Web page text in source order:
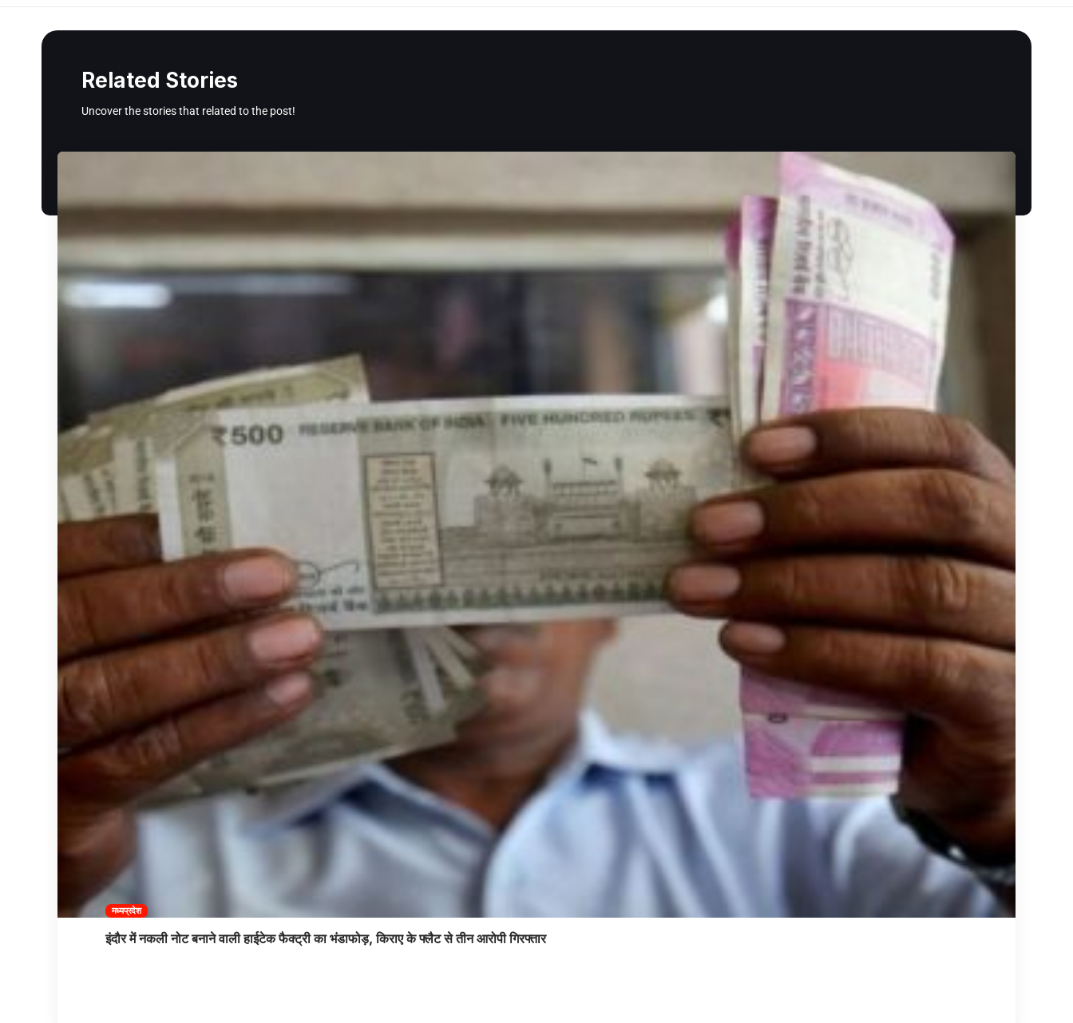
Related Stories
Uncover the stories that related to the post!
मध्यप्रदेश
इंदौर में नकली नोट बनाने वाली हाईटेक फैक्ट्री का भंडाफोड़, किराए के फ्लैट से तीन आरोपी गिरफ्तार